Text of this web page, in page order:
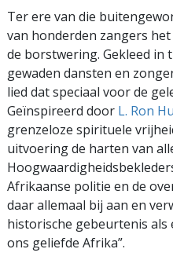
Ter ere van die
van honderden zangers
de borstwering. Gekleed in
gewaden dansten en
lied dat speciaal voor de
Geïnspireerd door L. Ron
grenzeloze spirituele
uitvoering de harten van
Afrikaanse politie en de
daar allemaal bij aan en
historische gebeurtenis als
ons geliefde Afrika”.